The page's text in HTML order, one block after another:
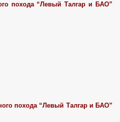
похода “Левый Талгар и БАО”
похода “Левый Талгар и БАО”